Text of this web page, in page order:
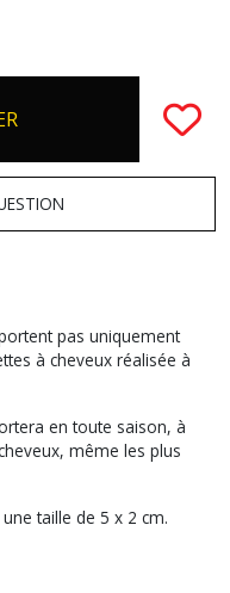
pas uniquement
à cheveux réalisée à
en toute saison, à
même les plus
taille de 5 x 2 cm.